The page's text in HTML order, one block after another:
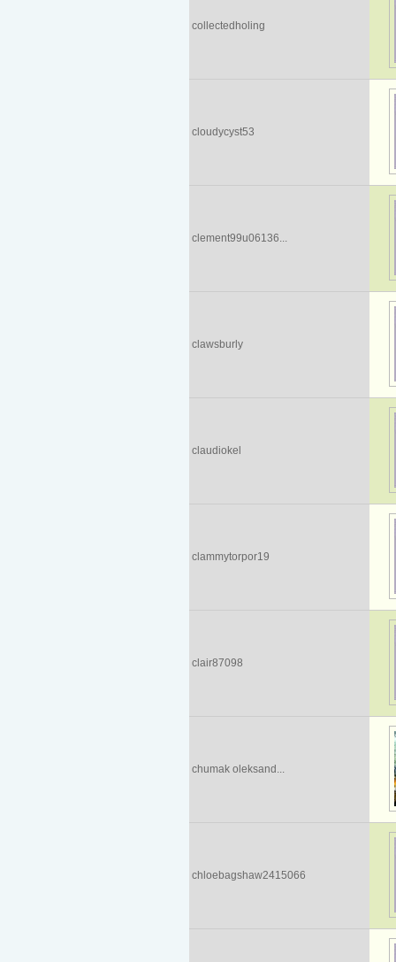
collectedholing
cloudycyst53
clement99u06136...
clawsburly
claudiokel
clammytorpor19
clair87098
chumak oleksand...
chloebagshaw2415066